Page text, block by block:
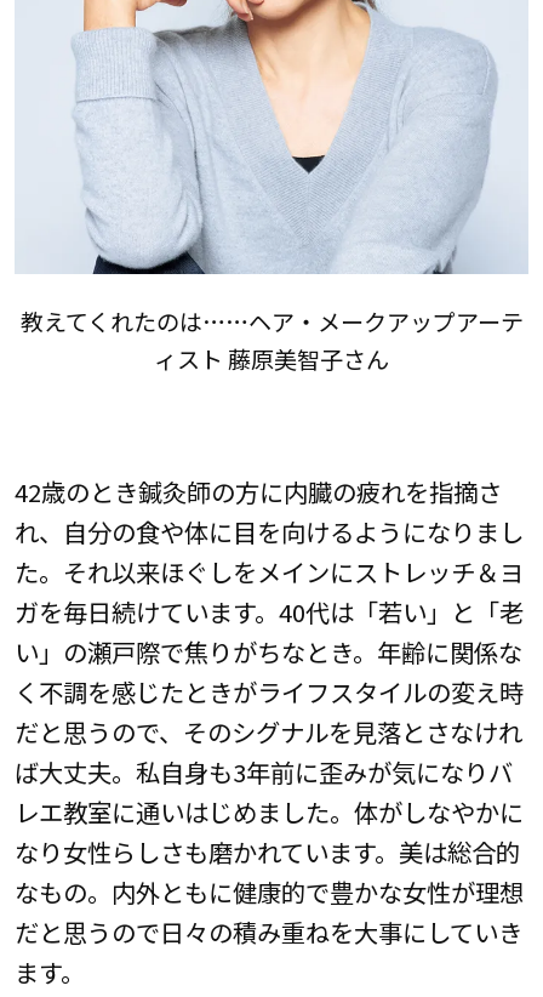
教えてくれたのは……ヘア・メークアップアーテ
ィスト 藤原美智子さん
42歳のとき鍼灸師の方に内臓の疲れを指摘さ
れ、自分の食や体に目を向けるようになりまし
た。それ以来ほぐしをメインにストレッチ＆ヨ
ガを毎日続けています。40代は「若い」と「老
い」の瀬戸際で焦りがちなとき。年齢に関係な
く不調を感じたときがライフスタイルの変え時
だと思うので、そのシグナルを見落とさなけれ
ば大丈夫。私自身も3年前に歪みが気になりバ
レエ教室に通いはじめました。体がしなやかに
なり女性らしさも磨かれています。美は総合的
なもの。内外ともに健康的で豊かな女性が理想
だと思うので日々の積み重ねを大事にしていき
ます。